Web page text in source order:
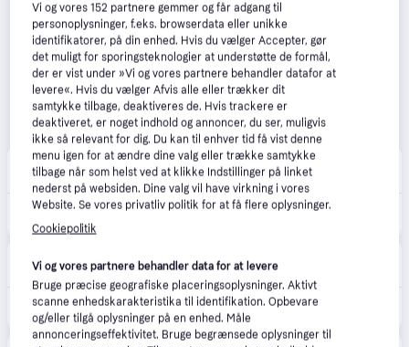
Beautycos.dk 4.8 (13)
34 kr. fragt,1-2 dage
149 kr.
59 kr. fragt,3 dage
Clinique Skin Supplies For Men Aloe Shave Gel
Vi og vores152 partnere gemmer og får adgang til
personoplysninger, f.eks. browserdata eller unikke
identifikatorer, på din enhed. Hvis du vælger Accepter, gør
det muligt for sporingsteknologier at understøtte de formål,
der er vist under »Vi og vores partnere behandler datafor at
levere«. Hvis du vælger Afvis alle eller trækker dit
samtykke tilbage, deaktiveres de. Hvis trackere er
deaktiveret, er noget indhold og annoncer, du ser, muligvis
ikke så relevant for dig. Du kan til enhver tid få vist denne
menu igen for at ændre dine valg eller trække samtykke
tilbage når som helst ved at klikke Indstillinger på linket
nederst på websiden. Dine valg vil have virkning i vores
Website. Se vores privatliv politik for at få flere oplysninger.
Cookiepolitik
Vi og vores partnere behandler data for at levere
Bruge præcise geografiske placeringsoplysninger. Aktivt
scanne enhedskarakteristika til identifikation. Opbevare
og/eller tilgå oplysninger på en enhed. Måle
annonceringseffektivitet. Bruge begrænsede oplysninger til